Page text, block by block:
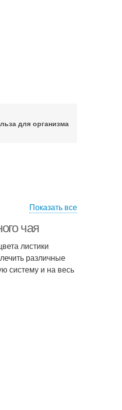
для организма
Показать все
чая
листики
различные
систему и на весь